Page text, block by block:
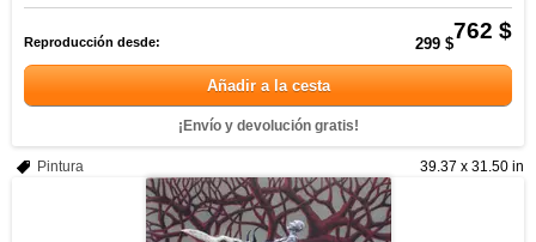
762 $
Reproducción desde: 299 $
Añadir a la cesta
¡Envío y devolución gratis!
39.37 x 31.50 in
Pintura